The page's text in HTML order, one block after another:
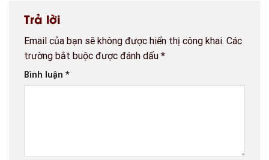
Trả lời
Email của bạn sẽ không được hiển thị công khai. Các
trường bắt buộc được đánh dấu *
Bình luận *